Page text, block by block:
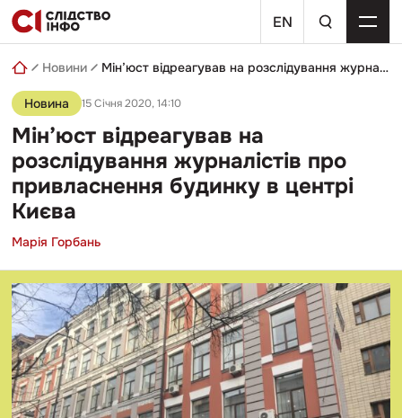
Skip
to
content
EN
пошуковий
запит
Новини Мін’юст відреагував на розслідування журналістів про привласнення будинку в центрі Києва
Новина 15 Січня 2020, 14:10
Мін’юст відреагував на
розслідування журналістів про
привласнення будинку в центрі
Києва
Марія Горбань